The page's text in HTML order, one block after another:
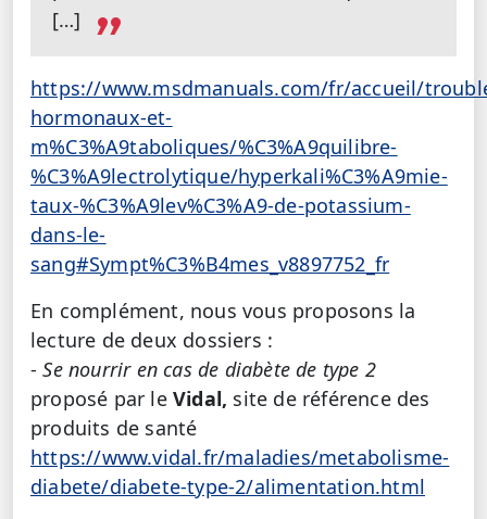
[…]
https://www.msdmanuals.com/fr/accueil/
hormonaux-et-
m%C3%A9taboliques/%C3%A9quilibre-
%C3%A9lectrolytique/hyperkali%C3%A9mie-
taux-%C3%A9lev%C3%A9-de-potassium-
dans-le-
sang#Sympt%C3%B4mes_v8897752_fr
En complément, nous vous proposons la
lecture de deux dossiers :
-Se nourrir en cas de diabète de type 2
proposé par le Vidal, site de référence des
produits de santé
https://www.vidal.fr/maladies/metabolisme-
diabete/diabete-type-2/alimentation.html